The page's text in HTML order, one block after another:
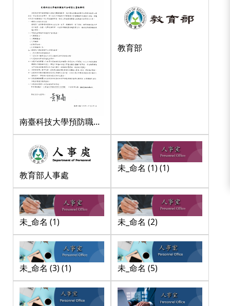
南臺科技大學預防職場
不法侵害之書面聲明
_page-0001
教育部
教育部人事處
未_命名 (1) (1)
未_命名 (1) 未_命名 (2)
未_命名 (3) (1) 未_命名 (5)